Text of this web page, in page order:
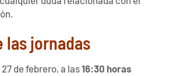
las jornadas
de febrero, a las16:30 horas